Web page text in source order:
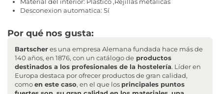
Desconexion automatica: Sí
Por qué nos gusta:
Bartscheres una empresa Alemana fundada hace más de
140 años, en 1876, con un catálogo de productos
destinados a los profesionales de la hostelería. Líder en
Europa destaca por ofrecer productos de gran calidad,
comoen este caso, en el que los principales puntos